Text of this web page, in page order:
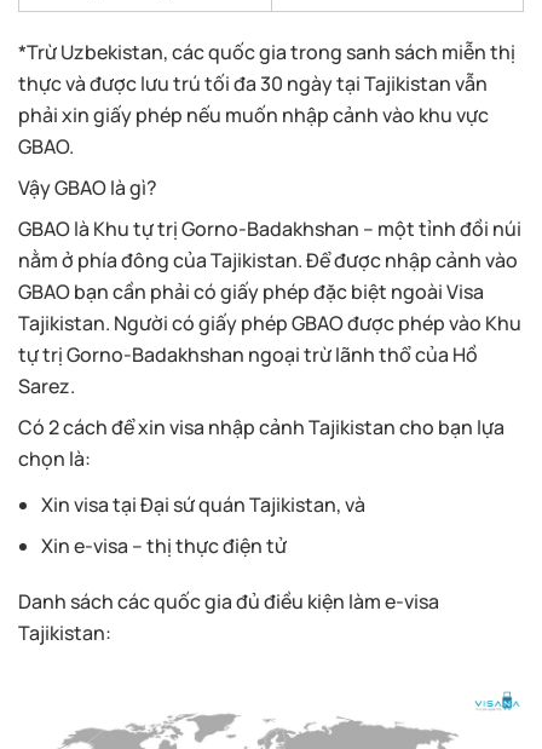
*Trừ Uzbekistan, các quốc gia trong sanh sách miễn thị
thực và được lưu trú tối đa 30 ngày tại Tajikistan vẫn
phải xin giấy phép nếu muốn nhập cảnh vào khu vực
GBAO.
Vậy GBAO là gì?
GBAO là Khu tự trị Gorno-Badakhshan – một tỉnh đồi núi
nằm ở phía đông của Tajikistan. Để được nhập cảnh vào
GBAO bạn cần phải có giấy phép đặc biệt ngoài Visa
Tajikistan. Người có giấy phép GBAO được phép vào Khu
tự trị Gorno-Badakhshan ngoại trừ lãnh thổ của Hồ
Sarez.
Có 2 cách để xin visa nhập cảnh Tajikistan cho bạn lựa
chọn là:
Xin visa tại Đại sứ quán Tajikistan, và
Xin e-visa – thị thực điện tử
Danh sách các quốc gia đủ điều kiện làm e-visa
Tajikistan: